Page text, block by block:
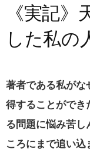
《実記
した私の
著者である私が
得することができ
る問題に悩み苦
ころにまで追い込